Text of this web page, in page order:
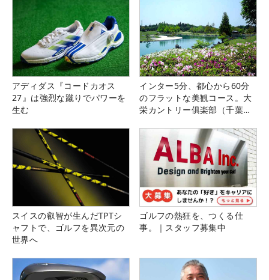
アディダス『コードカオス
27』は強烈な蹴りでパワーを
生む
インター5分、都心から60分
のフラットな美観コース。大
栄カントリー俱楽部（千葉
スイスの叡智が生んだTPTシ
ャフトで、ゴルフを異次元の
世界へ
ゴルフの熱狂を、つくる仕
事。｜スタッフ募集中